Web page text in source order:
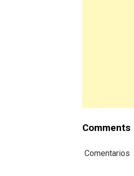
Comments
Comentarios